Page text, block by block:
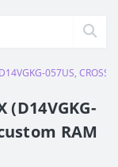
057US,
(D14VGKG-
RAM